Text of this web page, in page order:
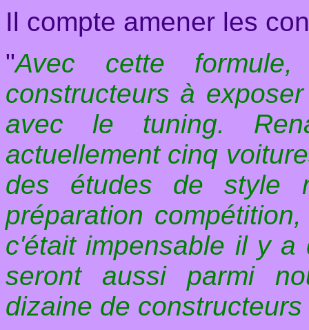
Il compte amener les
"Avec cette
constructeurs à
avec le tuning.
actuellement cinq
des études de style
préparation
c'était impensable il y a
seront aussi parmi
dizaine de